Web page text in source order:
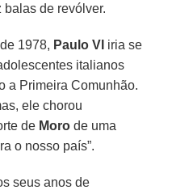
balas de revólver.
1978, Paulo VI iria se
italianos
a Primeira Comunhão.
ele chorou
de Moro de uma
o nosso país”.
seus anos de